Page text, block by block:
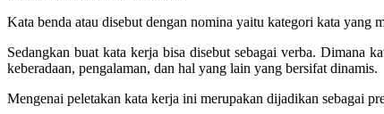
Kata benda atau disebut dengan nomina yaitu kategori kata yang
Sedangkan buat kata kerja bisa disebut sebagai verba. Dimana
keberadaan, pengalaman, dan hal yang lain yang bersifat dinamis.
Mengenai peletakan kata kerja ini merupakan dijadikan sebagai